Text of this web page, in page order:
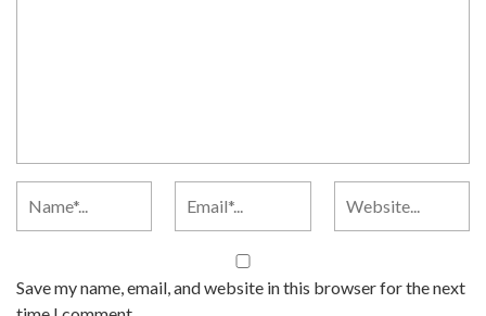
Save my name, email, and website in this browser for the next